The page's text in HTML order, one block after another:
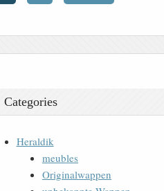
Categories
Heraldik
meubles
Originalwappen